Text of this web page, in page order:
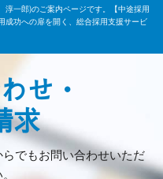
一郎)のご案内ページです。【中途採用
成功への扉を開く、総合採用支援サービ
せ・
求
でもお問い合わせいただ